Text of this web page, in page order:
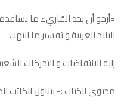
=أرجو أن يجد القاريء ما
البلاد العربية و تفسير ما انتهت
إليه الانتفاضات و التحركات الشعبية
محتوى الكتاب :- يتناول